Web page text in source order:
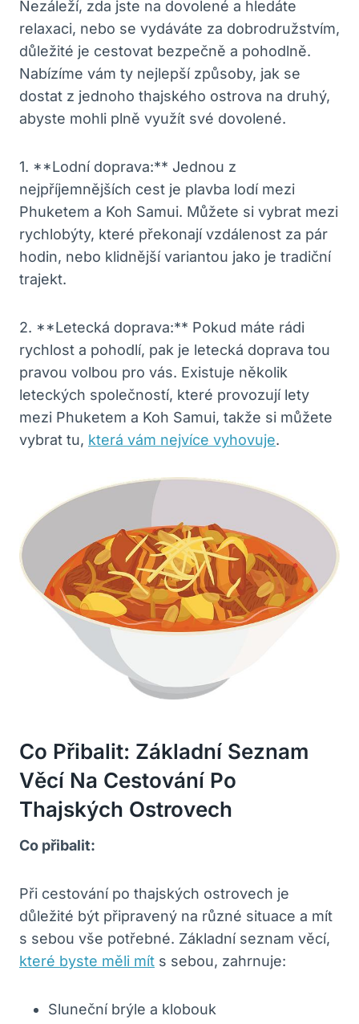
Nezáleží, zda jste na dovolené a hledáte
relaxaci, nebo se vydáváte za dobrodružstvím,
důležité je cestovat bezpečně a pohodlně.
Nabízíme vám ty nejlepší způsoby, jak se
dostat z jednoho thajského ostrova na druhý,
abyste mohli plně využít své dovolené.
1. **Lodní doprava:** Jednou z
nejpříjemnějších cest je plavba lodí mezi
Phuketem a Koh Samui. Můžete si vybrat mezi
rychlobýty, které překonají vzdálenost za pár
hodin, nebo klidnější variantou jako je tradiční
trajekt.
2. **Letecká doprava:** Pokud máte rádi
rychlost a pohodlí, pak je letecká doprava tou
pravou volbou pro vás. Existuje několik
leteckých společností, které provozují lety
mezi Phuketem a Koh Samui, takže si můžete
vybrat tu, která vám nejvíce vyhovuje.
Co Přibalit: Základní Seznam
Věcí Na Cestování Po
Thajských Ostrovech
Co přibalit:
Při cestování po thajských ostrovech je
důležité být připravený na různé situace a mít
s sebou vše potřebné. Základní seznam věcí,
které byste měli mít s sebou, zahrnuje:
Sluneční brýle a klobouk